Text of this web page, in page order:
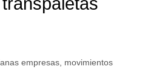
empresas, movimientos